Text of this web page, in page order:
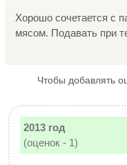
Хорошо сочетается с
мясом. Подавать при
Чтобы добавлять
2013 год
(оценок - 1)